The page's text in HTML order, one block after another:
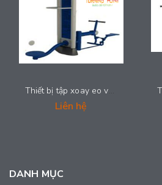
Thiết bị tập xoay eo và tập toàn thân - 2024-GYMML35
Liên hệ
DANH MỤC